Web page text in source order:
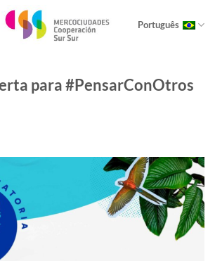
Português
para #PensarConOtros